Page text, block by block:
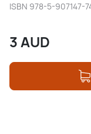
ISBN 978-5-907147-
3AUD